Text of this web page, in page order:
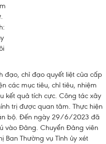
đạo, chỉ đạo quyết liệt của cấp
các mục tiêu, chỉ tiêu, nhiệm
kết quả tích cực. Công tác xây
trị được quan tâm. Thực hiện
bộ. Đến ngày 29/6/2023 đã
vào Đảng. Chuyển Đảng viên
Ban Thường vụ Tỉnh ủy xét